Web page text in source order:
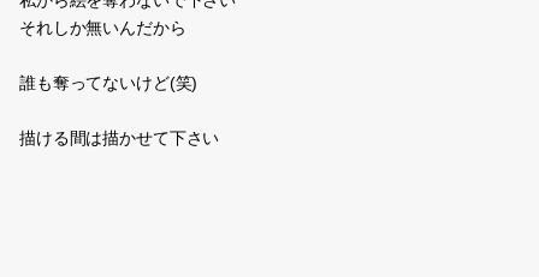
それしか無いんだから
誰も奪ってないけど(笑)
描ける間は描かせて下さい